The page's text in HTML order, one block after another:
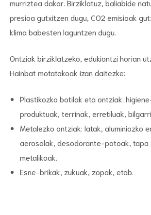
murriztea dakar. Birziklatuz, baliabide
presioa gutxitzen dugu, CO2 emisioak
klima babesten laguntzen dugu.
Ontziak birziklatzeko, edukiontzi horian
Hainbat motatakoak izan daitezke:
Plastikozko botilak eta ontziak:
produktuak, terrinak, erretiluak,
Metalezko ontziak: latak, aluminiozko
aerosolak, desodorante-potoak, tapa
metalikoak.
Esne-brikak, zukuak, zopak, etab.